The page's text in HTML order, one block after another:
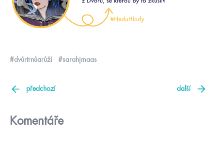
#dvůrtrnůarůží #sarahjmaas
předchozí další
Komentáře